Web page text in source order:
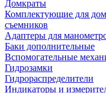
Домкраты
Комплектующие для
съемников
Адаптеры для
Баки дополнительные
Вспомогательные
Гидрозамки
Гидрораспределители
Индикаторы и